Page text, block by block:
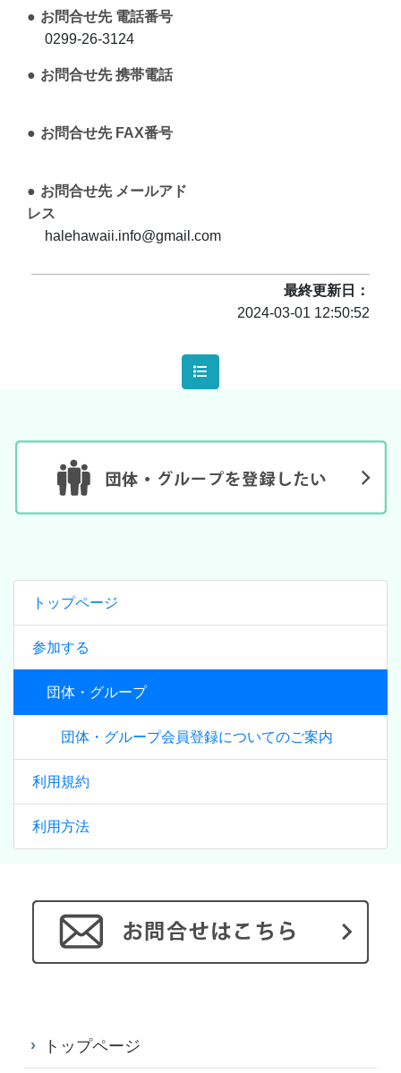
トップページ
参加する
団体・グループ
団体・グループ会員登録についてのご案内
利用規約
利用方法
お問合せ先 電話番号
0299-26-3124
お問合せ先 携帯電話
お問合せ先 FAX番号
お問合せ先 メールアド
レス
halehawaii.info@gmail.com
最終更新日
2024-03-01 12:50:52
トップページ